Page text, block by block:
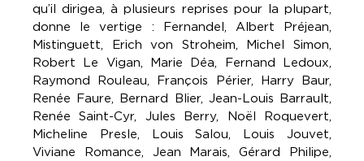
qu’il dirigea, à plusieurs reprises pour la plupart,
donne le vertige : Fernandel, Albert Préjean,
Mistinguett, Erich von Stroheim, Michel Simon,
Robert Le Vigan, Marie Déa, Fernand Ledoux,
Raymond Rouleau, François Périer, Harry Baur,
Renée Faure, Bernard Blier, Jean-Louis Barrault,
Renée Saint-Cyr, Jules Berry, Noël Roquevert,
Micheline Presle, Louis Salou, Louis Jouvet,
Viviane Romance, Jean Marais, Gérard Philipe,